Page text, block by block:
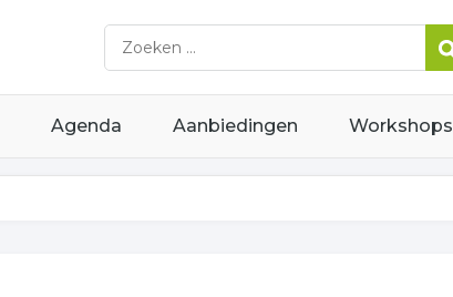
Agenda Aanbiedingen Workshops